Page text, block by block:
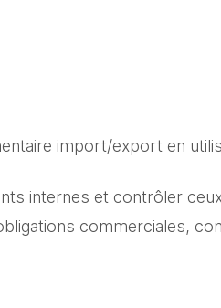
import/export en
internes et contrôler
commerciales,